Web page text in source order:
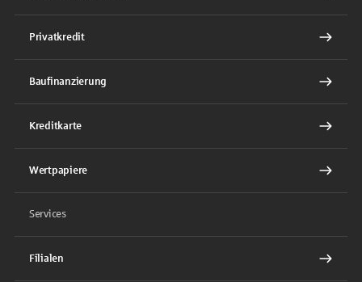
Privatkredit
Baufinanzierung
Kreditkarte
Wertpapiere
Services
Filialen